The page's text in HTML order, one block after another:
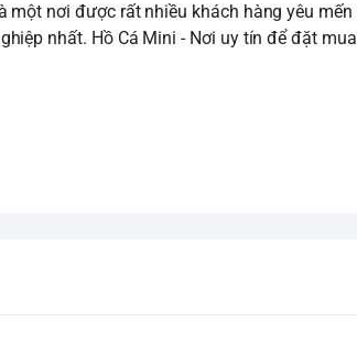
một nơi được rất nhiều khách hàng yêu mến
nhất. Hồ Cá Mini - Nơi uy tín để đặt mua